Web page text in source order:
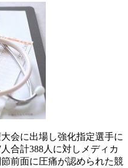
会に出場し強化指定選手に
合計388人に対しメディカ
前面に圧痛が認められた競